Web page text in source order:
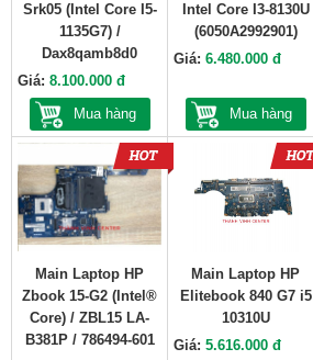
Srk05 (Intel Core I5-
1135G7) /
Dax8qamb8d0
Giá: 8.100.000 đ
Mua hàng
Intel Core I3-8130U
(6050A2992901)
Giá:6.480.000 đ
Mua hàng
Main Laptop HP
Zbook 15-G2 (Intel®
Core) / ZBL15 LA-
B381P / 786494-601
Main Laptop HP
Elitebook 840 G7 i5
10310U
Giá:5.616.000 đ